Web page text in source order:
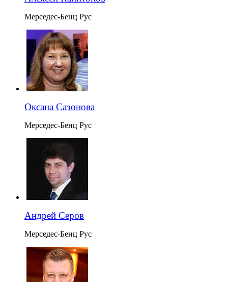
Мерседес-Бенц Рус
Оксана Сазонова
Мерседес-Бенц Рус
Андрей Серов
Мерседес-Бенц Рус